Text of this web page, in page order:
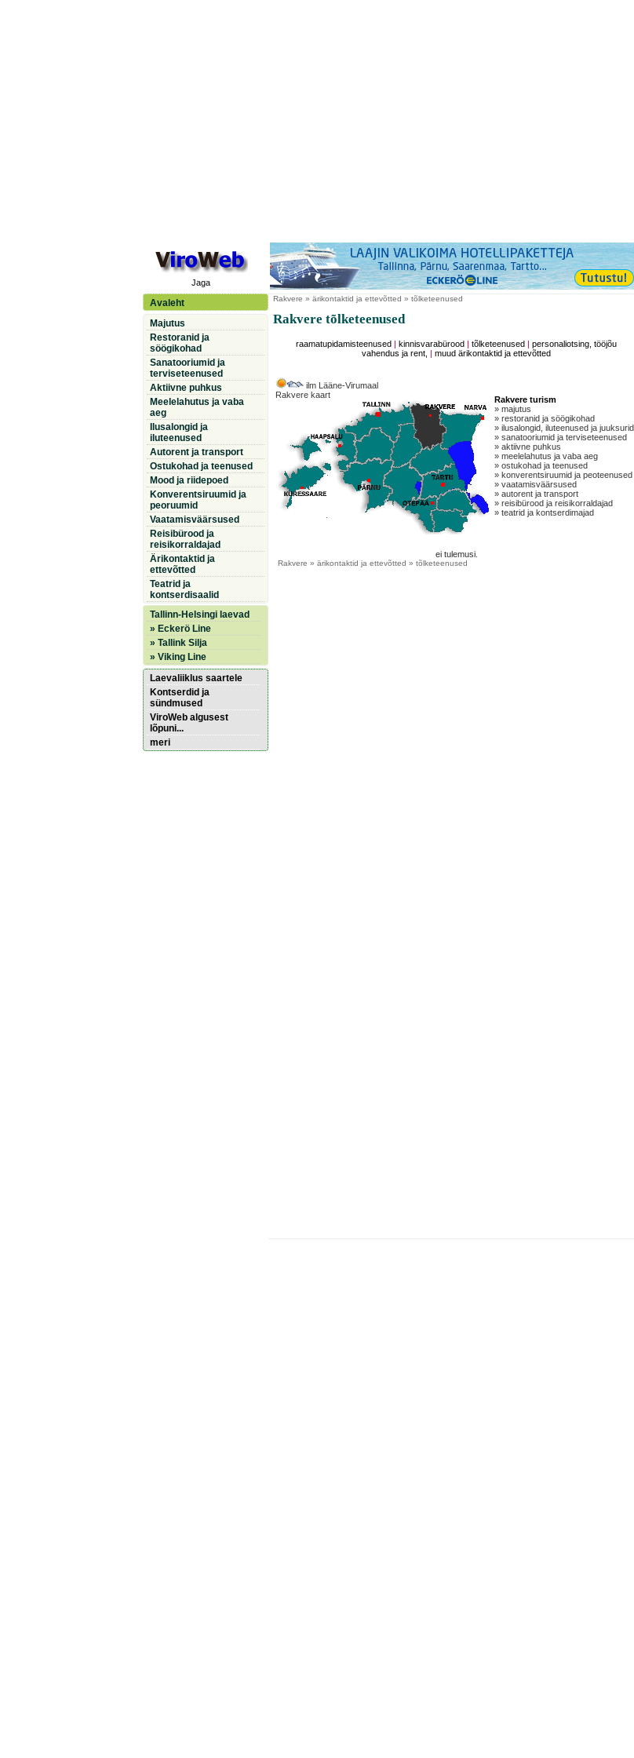
Jaga
Avaleht
Majutus
Restoranid ja
söögikohad
Sanatooriumid ja
terviseteenused
Aktiivne puhkus
Meelelahutus ja vaba
aeg
Ilusalongid ja
iluteenused
Autorent ja transport
Ostukohad ja teenused
Mood ja riidepoed
Konverentsiruumid ja
peoruumid
Vaatamisväärsused
Reisibürood ja
reisikorraldajad
Ärikontaktid ja
ettevõtted
Teatrid ja
kontserdisaalid
Tallinn-Helsingi laevad
» Eckerö Line
» Tallink Silja
» Viking Line
Laevaliiklus saartele
Kontserdid ja
sündmused
ViroWeb algusest
lõpuni...
meri
Rakvere » ärikontaktid ja ettevõtted » tõlketeenused
Rakvere tõlketeenused
raamatupidamisteenused kinnisvarabürood |tõlketeenused |personaliotsing, tööjõu
vahendus ja rent,
|muud ärikontaktid ja ettevõtted
ilm Lääne-Virumaal
Rakvere kaart
Rakvere turism
» majutus
» restoranid ja söögikohad
» ilusalongid, iluteenused ja juuksurid
» sanatooriumid ja terviseteenused
» aktiivne puhkus
» meelelahutus ja vaba aeg
» ostukohad ja teenused
» konverentsiruumid ja peoteenused
» vaatamisväärsused
» autorent ja transport
» reisibürood ja reisikorraldajad
» teatrid ja kontserdimajad
ei tulemusi.
Rakvere » ärikontaktid ja ettevõtted » tõlketeenused